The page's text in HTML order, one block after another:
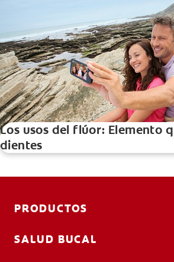
Los usos del flúor: Elemento
dientes
PRODUCTOS
SALUD BUCAL